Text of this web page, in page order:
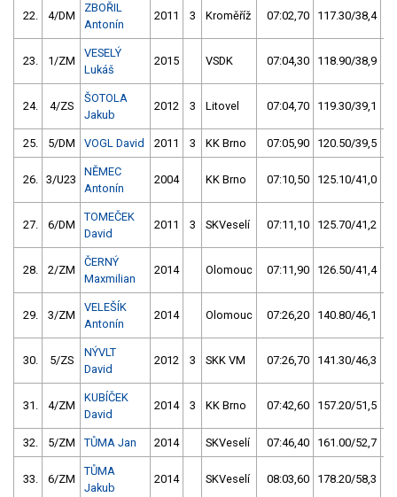
22. 4/DM
ZBOŘIL
Antonín
2011 3 Kroměříž 07:02,70 117.30/38,4
23. 1/ZM
VESELÝ
Lukáš
2015 VSDK 07:04,30 118.90/38,9
24. 4/ZS
ŠOTOLA
Jakub
2012 3 Litovel 07:04,70 119.30/39,1
25. 5/DM VOGL David 2011 3 KK Brno 07:05,90 120.50/39,5
26. 3/U23
NĚMEC
Antonín
2004 KK Brno 07:10,50 125.10/41,0
27. 6/DM
TOMEČEK
David
2011 3 SKVeselí 07:11,10 125.70/41,2
28. 2/ZM
ČERNÝ
Maxmilian
2014 Olomouc 07:11,90 126.50/41,4
29. 3/ZM
VELEŠÍK
Antonín
2014 Olomouc 07:26,20 140.80/46,1
30. 5/ZS
NÝVLT
David
2012 3 SKK VM 07:26,70 141.30/46,3
31. 4/ZM
KUBÍČEK
David
2014 3 KK Brno 07:42,60 157.20/51,5
32. 5/ZM TŮMA Jan 2014 SKVeselí 07:46,40 161.00/52,7
33. 6/ZM
TŮMA
Jakub
2014 SKVeselí 08:03,60 178.20/58,3